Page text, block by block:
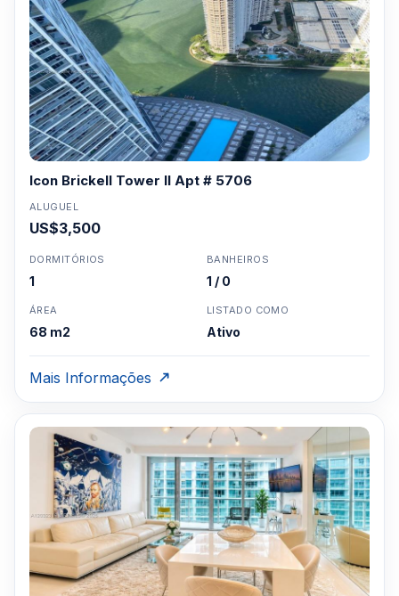
Icon Brickell Tower II Apt # 5706
ALUGUEL
US$3,500
DORMITÓRIOS
1
BANHEIROS
1 / 0
ÁREA
68 m2
LISTADO COMO
Ativo
Mais Informações